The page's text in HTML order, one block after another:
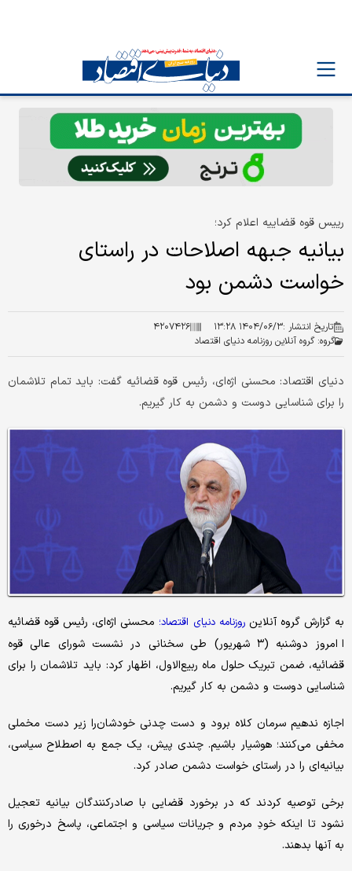
رییس قوه قضاییه اعلام کرد؛
بیانیه جبهه اصلاحات در راستای
خواست دشمن بود
تاریخ انتشار :۱۴۰۴/۰۶/۳ ۱۳:۲۸
۴۲۰۷۴۲۶
گروه: گروه آنلاین روزنامه دنیای اقتصاد
دنیای اقتصاد: محسنی اژه‌ای، رئیس قوه قضائیه گفت: باید تمام تلاشمان
را برای شناسایی دوست و دشمن به کار گیریم.
به گزارش گروه آنلاینروزنامه دنیای اقتصاد؛ محسنی اژه‌ای، رئیس قوه قضائیه
ا امروز دوشنبه (۳ شهریور) طی سخنانی در نشست شورای عالی قوه
قضائیه، ضمن تبریک حلول ماه ربیع‌الاول، اظهار کرد: باید تلاشمان را برای
شناسایی دوست و دشمن به کار گیریم.
اجازه ندهیم سرمان کلاه برود و دست چدنی خودشان‌را زیر دست مخملی
مخفی می‌کنند؛ هوشیار باشیم. چندی پیش، یک جمع به اصطلاح سیاسی،
بیانیه‌ای را در راستای خواست دشمن صادر کرد.
برخی توصیه کردند که در برخورد قضایی با صادرکنندگان بیانیه تعجیل
نشود تا اینکه خودِ مردم و جریانات سیاسی و اجتماعی، پاسخ درخوری را
به آنها بدهند.